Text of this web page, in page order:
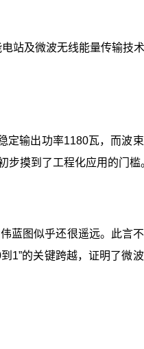
站及微波无线能量传输技
输出功率1180瓦，而波
摸到了工程化应用的门槛
蓝图似乎还很遥远。此言
1”的关键跨越，证明了微